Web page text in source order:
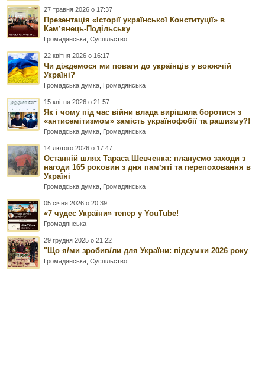
27 травня 2026 о 17:37
Презентація «Історії української Конституції» в
Камʼянець-Подільську
Громадянська ,Суспільство
22 квітня 2026 о 16:17
Чи діждемося ми поваги до українців у воюючій
Україні?
Громадська думка Громадянська
15 квітня 2026 о 21:57
Як і чому під час війни влада вирішила боротися з
«антисемітизмом» замість українофобії та рашизму?!
Громадська думка Громадянська
14 лютого 2026 о 17:47
Останній шлях Тараса Шевченка: плануємо заходи з
нагоди 165 роковин з дня памʼяті та перепоховання в
Україні
Громадська думка Громадянська
05 січня 2026 о 20:39
«7 чудес України» тепер у YouTube!
Громадянська
29 грудня 2025 о 21:22
"Що я/ми зробив/ли для України: підсумки 2026 року
Громадянська ,Суспільство